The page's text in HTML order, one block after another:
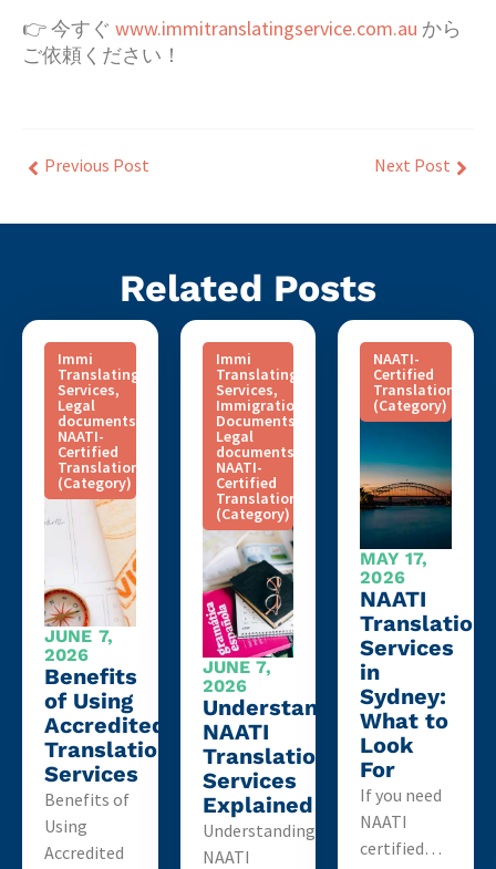
👉 今すぐ www.immitranslatingservice.com.au から
ご依頼ください！
Previous Post Next Post
Related Posts
Immi
Translating
Services,
Legal
documents
NAATI-
Certified
Translation
(Category)
JUNE 7,
2026
Benefits
of Using
Accredited
Translation
Services
Benefits of
Using
Accredited
Immi
Translating
Services,
Immigration
Documents
Legal
documents
NAATI-
Certified
Translation
(Category)
JUNE 7,
2026
Understanding
NAATI
Translation
Services
Explained
Understanding
NAATI
NAATI-
Certified
Translation
(Category)
MAY 17,
2026
NAATI
Translation
Services
in
Sydney:
What to
Look
For
If you need
NAATI
certified…